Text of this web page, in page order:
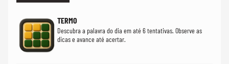
TERMO
Descubra a palavra do dia em até 6 tentativas. Observe as
dicas e avance até acertar.